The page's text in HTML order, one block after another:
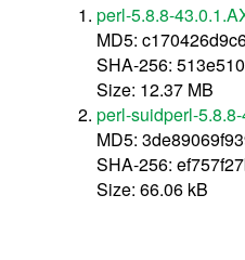
perl-5.8.8-
MD5:
SHA-256:
Size: 12.37 MB
perl-suidperl-
MD5:
SHA-256:
Size: 66.06 kB